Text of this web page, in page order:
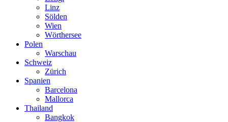
Linz
Sölden
Wien
Wörthersee
Polen
Warschau
Schweiz
Zürich
Spanien
Barcelona
Mallorca
Thailand
Bangkok